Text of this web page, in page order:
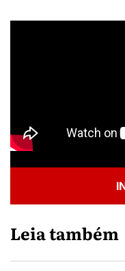
Leia também